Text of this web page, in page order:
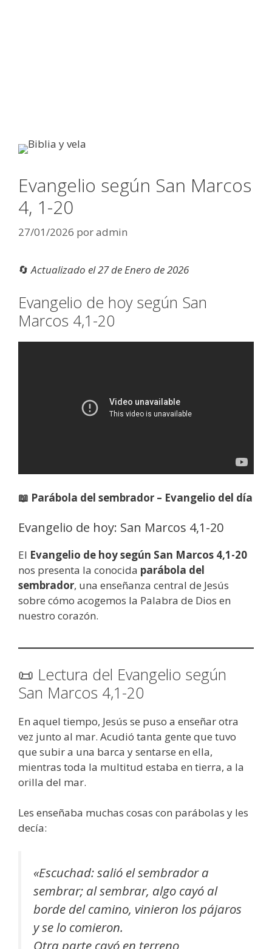
Evangelio según San Marcos
4, 1-20
27/01/2026 poradmin
🔄Actualizado el 27 de Enero de 2026
Evangelio de hoy según San
Marcos 4,1-20
📖 Parábola del sembrador – Evangelio del día
Evangelio de hoy: San Marcos 4,1-20
El Evangelio de hoy según San Marcos 4,1-20
nos presenta la conocida parábola del
sembrador, una enseñanza central de Jesús
sobre cómo acogemos la Palabra de Dios en
nuestro corazón.
📜 Lectura del Evangelio según
San Marcos 4,1-20
En aquel tiempo, Jesús se puso a enseñar otra
vez junto al mar. Acudió tanta gente que tuvo
que subir a una barca y sentarse en ella,
mientras toda la multitud estaba en tierra, a la
orilla del mar.
Les enseñaba muchas cosas con parábolas y les
decía:
«Escuchad: salió el sembrador a
sembrar; al sembrar, algo cayó al
borde del camino, vinieron los pájaros
y se lo comieron.
Otra parte cayó en terreno